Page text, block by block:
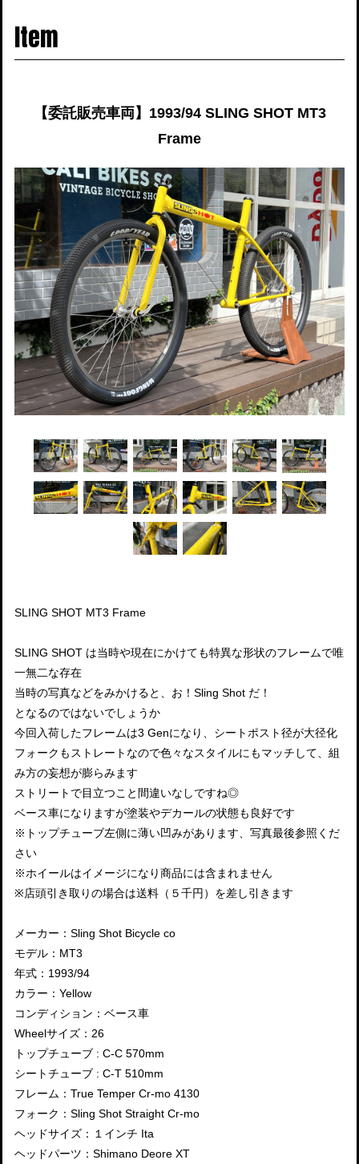
Item
【委託販売車両】1993/94 SLING SHOT MT3
Frame
SLING SHOT MT3 Frame
SLING SHOT は当時や現在にかけても特異な形状のフレームで唯
一無二な存在
当時の写真などをみかけると、お！Sling Shot だ！
となるのではないでしょうか
今回入荷したフレームは3 Genになり、シートポスト径が大径化
フォークもストレートなので色々なスタイルにもマッチして、組
み方の妄想が膨らみます
ストリートで目立つこと間違いなしですね◎
ベース車になりますが塗装やデカールの状態も良好です
※トップチューブ左側に薄い凹みがあります、写真最後参照くだ
さい
※ホイールはイメージになり商品には含まれません
※店頭引き取りの場合は送料（５千円）を差し引きます
メーカー：Sling Shot Bicycle co
モデル：MT3
年式：1993/94
カラー：Yellow
コンディション：ベース車
Wheelサイズ：26
トップチューブ : C-C 570mm
シートチューブ : C-T 510mm
フレーム：True Temper Cr-mo 4130
フォーク：Sling Shot Straight Cr-mo
ヘッドサイズ：１インチ Ita
ヘッドパーツ：Shimano Deore XT